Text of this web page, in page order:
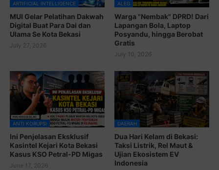
ARTIFICIAL INTELLIGENCE
MUI Gelar Pelatihan Dakwah
Digital Buat Para Dai dan
Ulama Se Kota Bekasi
July 27, 2026
ALEG
Warga "Nembak" DPRD! Dari
Lapangan Bola, Laptop
Posyandu, hingga Berobat
Gratis
July 10, 2026
ANTI KORUPSI
Ini Penjelasan Eksklusif
Kasintel Kejari Kota Bekasi
Kasus KSO Petral-PD Migas
June 17, 2026
DAERAH
Dua Hari Kelam di Bekasi:
Taksi Listrik, Rel Maut &
Ujian Ekosistem EV
Indonesia